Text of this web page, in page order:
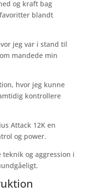
og kraft bag
blandt
jeg var i stand til
mandede min
hvor jeg kunne
kontrollere
Attack 12K en
og power.
og aggression i